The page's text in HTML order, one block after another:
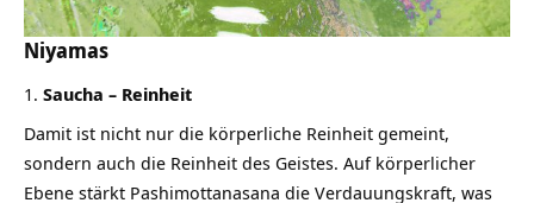
Niyamas
Saucha – Reinheit
Damit ist nicht nur die körperliche Reinheit gemeint,
sondern auch die Reinheit des Geistes. Auf körperlicher
Ebene stärkt Pashimottanasana die Verdauungskraft, was